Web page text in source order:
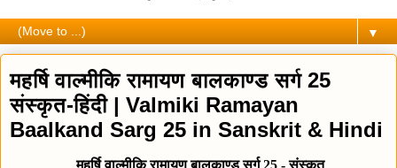
▼
महर्षि वाल्मीकि रामायण बालकाण्ड सर्ग 25
संस्कृत-हिंदी | Valmiki Ramayan
Baalkand Sarg 25 in Sanskrit & Hindi
महर्षिवाल्मीकि रामायण बालकाण्डसर्ग 25 -संस्कृत